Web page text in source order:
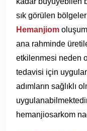
sık görülen
Hemanjiom
ana rahminde
etkilenmesi neden
tedavisi için
adımların sağlıklı
hemanjiosarkom